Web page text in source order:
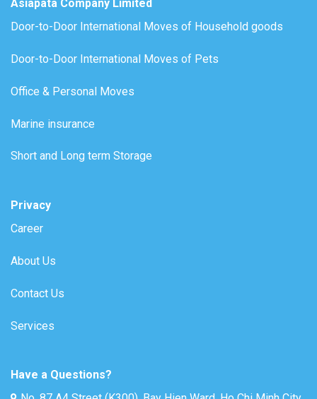
Asiapata Company Limited
Door-to-Door International Moves of Household goods
Door-to-Door International Moves of Pets
Office & Personal Moves
Marine insurance
Short and Long term Storage
Privacy
Career
About Us
Contact Us
Services
Have a Questions?